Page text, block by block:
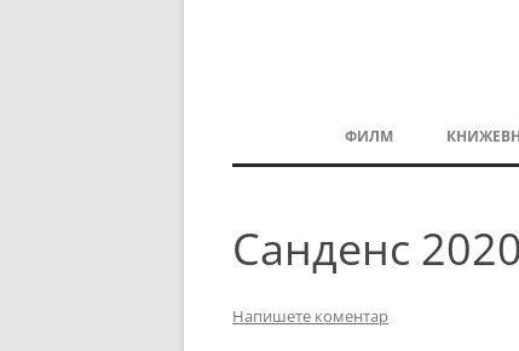
ФИЛМ
БАЛКАНСКИ
Санденс 2020
Напишете коментар